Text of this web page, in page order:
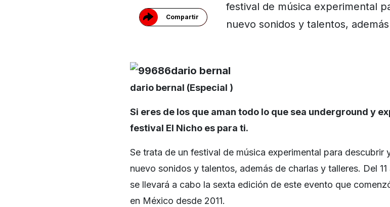
Compartir
festival de música experimental
nuevo sonidos y talentos,
dario bernal (Especial )
Si eres de los que aman todo lo que sea underground y
festival El Nicho es para ti.
Se trata de un festival de música experimental para descubrir
nuevo sonidos y talentos, además de charlas y talleres. Del 11
se llevará a cabo la sexta edición de este evento que
en México desde 2011.